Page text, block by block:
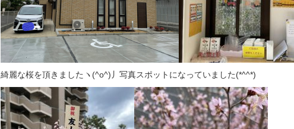
綺麗な桜を頂きましたヽ(^o^)丿写真スポットになっていました(*^^*)